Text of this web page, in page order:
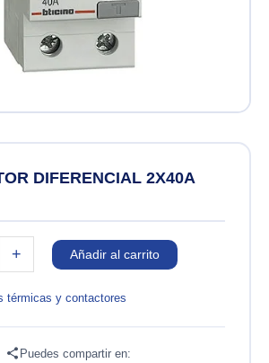
DIFERENCIAL 2X40A
+ Añadir al carrito
térmicas y contactores
Puedes compartir en: